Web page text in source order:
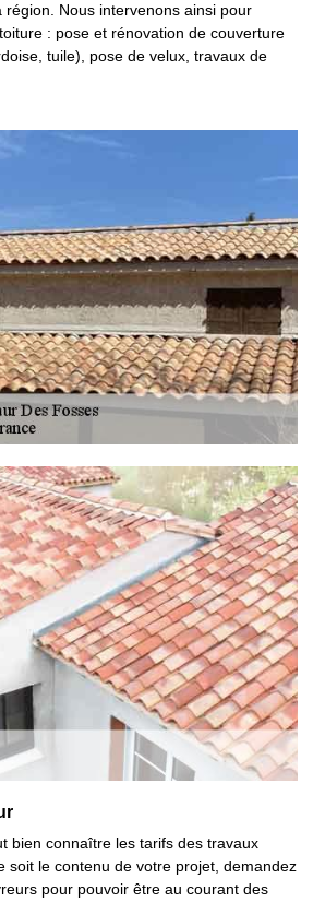
région. Nous intervenons ainsi pour
: pose et rénovation de couverture
tuile), pose de velux, travaux de
bien connaître les tarifs des travaux
soit le contenu de votre projet, demandez
pour pouvoir être au courant des